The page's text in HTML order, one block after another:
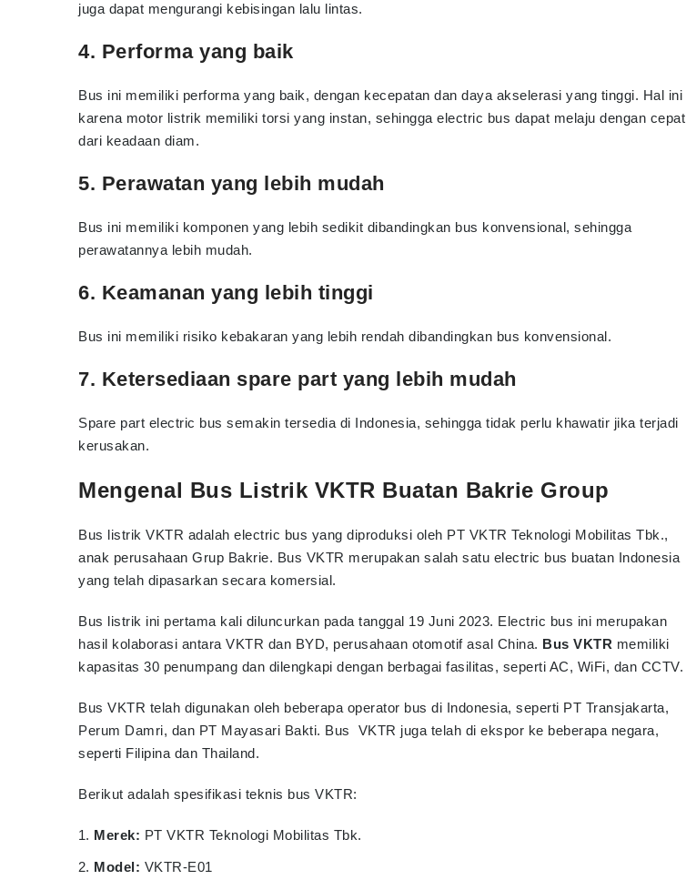
juga dapat mengurangi kebisingan lalu lintas.
4. Performa yang baik
Bus ini memiliki performa yang baik, dengan kecepatan dan daya akselerasi yang tinggi. Hal ini
karena motor listrik memiliki torsi yang instan, sehingga electric bus dapat melaju dengan cepat
dari keadaan diam.
5. Perawatan yang lebih mudah
Bus ini memiliki komponen yang lebih sedikit dibandingkan bus konvensional, sehingga
perawatannya lebih mudah.
6. Keamanan yang lebih tinggi
Bus ini memiliki risiko kebakaran yang lebih rendah dibandingkan bus konvensional.
7. Ketersediaan spare part yang lebih mudah
Spare part electric bus semakin tersedia di Indonesia, sehingga tidak perlu khawatir jika terjadi
kerusakan.
Mengenal Bus Listrik VKTR Buatan Bakrie Group
Bus listrik VKTR adalah electric bus yang diproduksi oleh PT VKTR Teknologi Mobilitas Tbk.,
anak perusahaan Grup Bakrie. Bus VKTR merupakan salah satu electric bus buatan Indonesia
yang telah dipasarkan secara komersial.
Bus listrik ini pertama kali diluncurkan pada tanggal 19 Juni 2023. Electric bus ini merupakan
hasil kolaborasi antara VKTR dan BYD, perusahaan otomotif asal China. Bus VKTR memiliki
kapasitas 30 penumpang dan dilengkapi dengan berbagai fasilitas, seperti AC, WiFi, dan CCTV.
Bus VKTR telah digunakan oleh beberapa operator bus di Indonesia, seperti PT Transjakarta,
Perum Damri, dan PT Mayasari Bakti. Bus VKTR juga telah di ekspor ke beberapa negara,
seperti Filipina dan Thailand.
Berikut adalah spesifikasi teknis bus VKTR:
Merek: PT VKTR Teknologi Mobilitas Tbk.
Model: VKTR-E01